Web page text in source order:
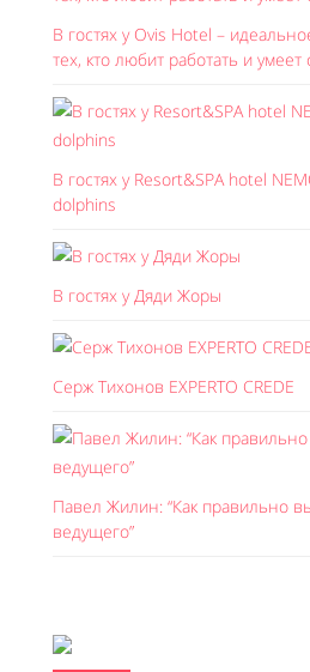
В гостях у Ovis Hotel –
тех, кто любит работать и умеет
В гостях у Resort&SPA hotel
dolphins
В гостях у Дяди Жоры
Серж Тихонов EXPERTO CREDE
Павел Жилин: “Как правильно
ведущего”